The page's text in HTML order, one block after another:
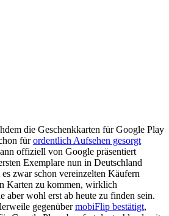
die Geschenkkarten für Google Play
fürordentlich Aufsehen gesorgt
offiziell von Google präsentiert
Exemplare nun in Deutschland
zwar schon vereinzelten Käufern
Karten zu kommen, wirklich
aber wohl erst ab heute zu finden sein.
gegenübermobiFlip bestätigt,